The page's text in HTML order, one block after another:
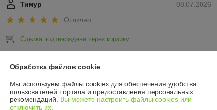
08.07.2026
Тимур
Отлично
Сделка подтверждена через корзину
О нас
Обработка файлов cookie
Мы используем файлы cookies для обеспечения удобства
пользователей портала и предоставления персональных
рекомендаций. Вы можете настроить файлы cookies или
отключить их.